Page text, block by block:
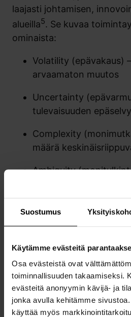
Suostumus
Käytämme evästeitä
Osa evästeistä ovat
toiminnallisuuden takaamiseksi.
evästeitä anonyymin kävijä- ja
jonka avulla kehitämme
käyttää myös
laajasti johtamisen,
alueilla5. Se kuvaa
ominaista:
Volatility (epävakaus)
arvaamaton muutos
Uncertainty
tulevaisuuden
Complexity
määrä
Ambiguity
tulkita tietoa tai
epälineaarinen,
Cascio esitteliBANI-mallin5
painopisteen
sen psykologisiin ja
vaikutuksiin: